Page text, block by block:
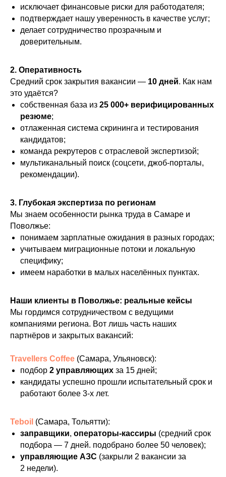
исключает финансовые риски для работодателя;
подтверждает нашу уверенность в качестве услуг;
делает сотрудничество прозрачным и
доверительным.
2. Оперативность
Средний срок закрытия вакансии — 10 дней. Как нам
это удаётся?
собственная база из 25 000+ верифицированных
резюме;
отлаженная система скрининга и тестирования
кандидатов;
команда рекрутеров с отраслевой экспертизой;
мультиканальный поиск (соцсети, джоб‑порталы,
рекомендации).
3. Глубокая экспертиза по регионам
Мы знаем особенности рынка труда в Самаре и
Поволжье:
понимаем зарплатные ожидания в разных городах;
учитываем миграционные потоки и локальную
специфику;
имеем наработки в малых населённых пунктах.
Наши клиенты в Поволжье: реальные кейсы
Мы гордимся сотрудничеством с ведущими
компаниями региона. Вот лишь часть наших
партнёров и закрытых вакансий:
Travellers Coffee (Самара, Ульяновск):
подбор 2 управляющих за 15 дней;
кандидаты успешно прошли испытательный срок и
работают более 3-х лет.
Teboil (Самара, Тольятти):
заправщики, операторы‑кассиры (средний срок
подбора — 7 дней. подобрано более 50 человек);
управляющие АЗС (закрыли 2 вакансии за
2 недели).